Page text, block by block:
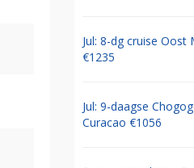
Jul: 8-dg cruise Oost
€1235
Jul: 9-daagse
Curacao €1056